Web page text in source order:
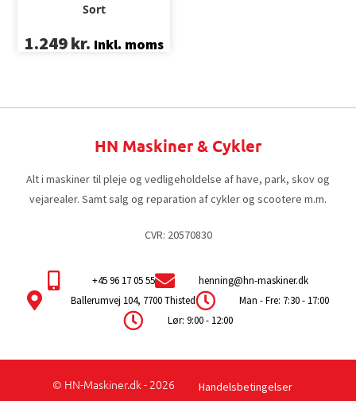
Sort
1.249kr. Inkl. moms
HN Maskiner & Cykler
Alt i maskiner til pleje og vedligeholdelse af have, park, skov og
vejarealer. Samt salg og reparation af cykler og scootere m.m.
CVR: 20570830
+45 96 17 05 55
henning@hn-maskiner.dk
Ballerumvej 104, 7700 Thisted
Man - Fre: 7:30 - 17:00
Lør: 9:00 - 12:00
© HN-Maskiner.dk - 2026
Handelsbetingelser